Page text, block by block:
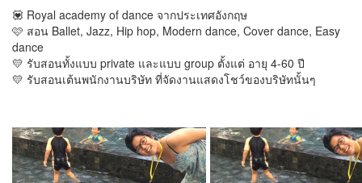
💟 Royal academy of dance จากประเทศอังกฤษ
🩷 สอน Ballet, Jazz, Hip hop, Modern dance, Cover dance, Easy
dance
💛 รับสอนทั้งแบบ private และแบบ group ตั้งแต่ อายุ 4-60 ปี
💛 รับสอนเต้นพนักงานบริษัท ที่จัดงานแสดงโชว์ของบริษัทนั้นๆ